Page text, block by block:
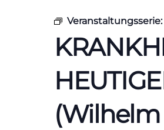
Veranstaltungsserie:
(Wilhelm